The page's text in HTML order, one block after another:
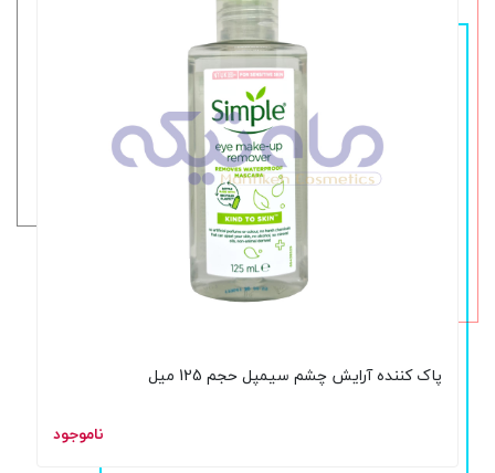
پاک کننده آرایش چشم سیمپل حجم 125 میل
ناموجود